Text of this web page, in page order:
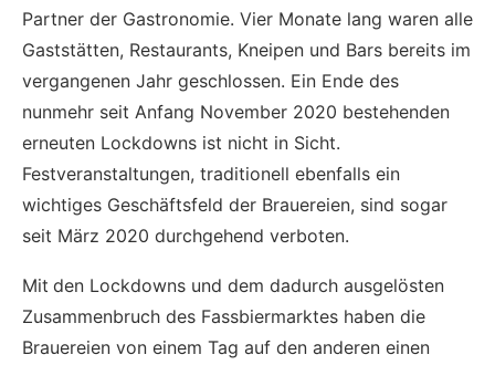
Partner der Gastronomie. Vier Monate lang waren alle
Gaststätten, Restaurants, Kneipen und Bars bereits im
vergangenen Jahr geschlossen. Ein Ende des
nunmehr seit Anfang November 2020 bestehenden
erneuten Lockdowns ist nicht in Sicht.
Festveranstaltungen, traditionell ebenfalls ein
wichtiges Geschäftsfeld der Brauereien, sind sogar
seit März 2020 durchgehend verboten.
Mit den Lockdowns und dem dadurch ausgelösten
Zusammenbruch des Fassbiermarktes haben die
Brauereien von einem Tag auf den anderen einen